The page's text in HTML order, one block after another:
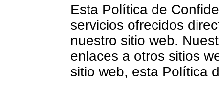
Esta Política de
servicios ofrecidos
nuestro sitio web.
enlaces a otros sitios
sitio web, esta Política